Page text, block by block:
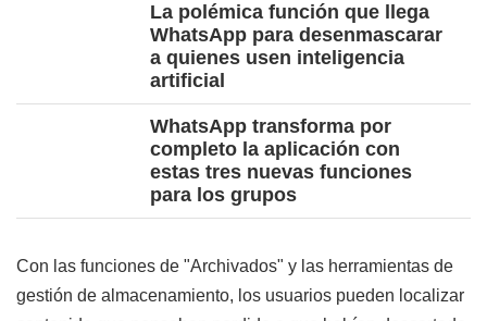
La polémica función que llega
WhatsApp para desenmascarar
a quienes usen inteligencia
artificial
WhatsApp transforma por
completo la aplicación con
estas tres nuevas funciones
para los grupos
Con las funciones de "Archivados" y las herramientas de
gestión de almacenamiento, los usuarios pueden localizar